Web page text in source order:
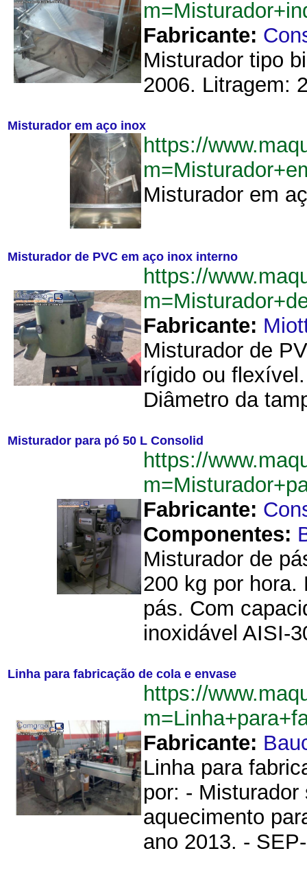
Fabricante:
Misturador tipo
2006. Litragem:
Misturador em aço inox
https://
Misturador em
Misturador de PVC em aço inox interno
https://
Fabricante:
Misturador de
rígido ou
Diâmetro da
Misturador para pó 50 L Consolid
https://
Fabricante:
Componentes:
Misturador de
200 kg por hora.
pás. Com
inoxidável AISI-
Linha para fabricação de cola e envase
https://
Fabricante:
Linha para
por: -
aquecimento
ano 2013. -